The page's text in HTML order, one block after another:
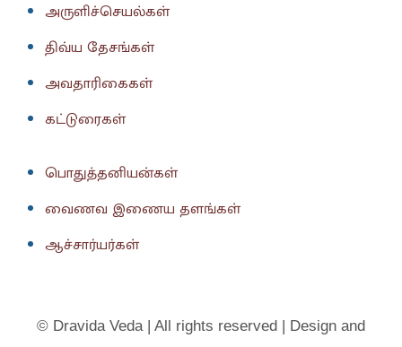
அருளிச்செயல்கள்
திவ்ய தேசங்கள்
அவதாரிகைகள்
கட்டுரைகள்
பொதுத்தனியன்கள்
வைணவ இணைய தளங்கள்
ஆச்சார்யர்கள்
© Dravida Veda | All rights reserved | Design and